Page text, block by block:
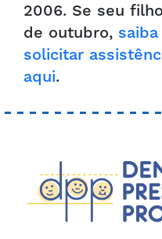
2006. Se seu
de outubro,
solicitar
aqui.